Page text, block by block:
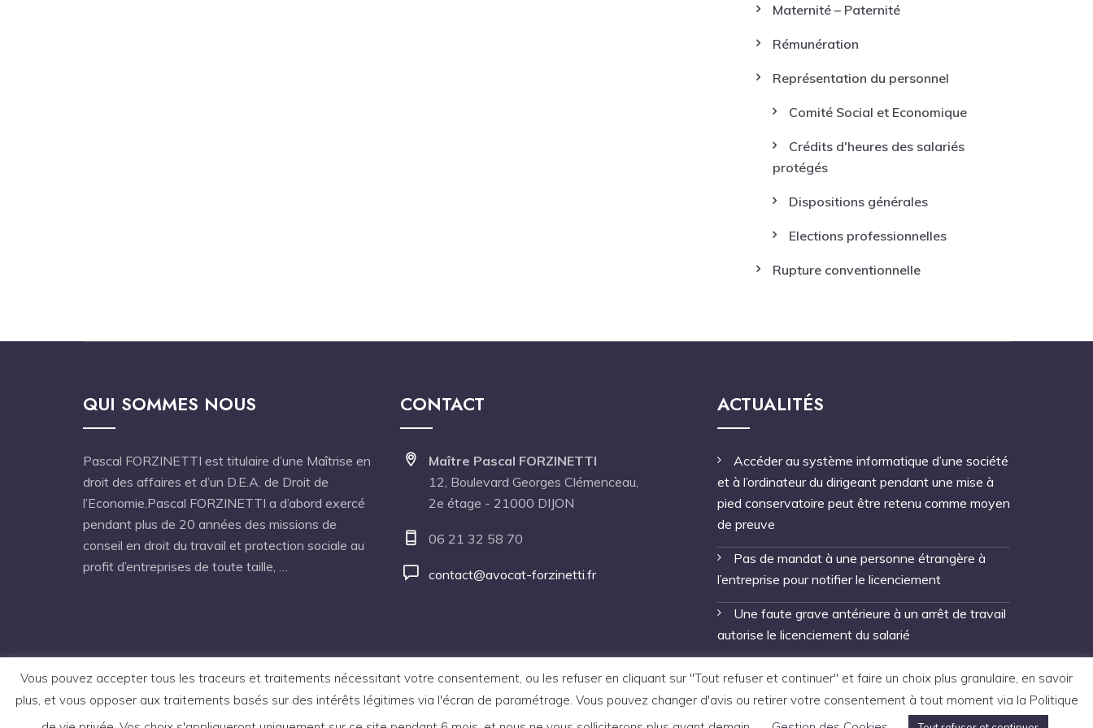
Maternité – Paternité
Rémunération
Représentation du personnel
Comité Social et Economique
Crédits d'heures des salariés
protégés
Dispositions générales
Elections professionnelles
Rupture conventionnelle
QUI SOMMES NOUS
Pascal FORZINETTI est titulaire d’une Maîtrise en
droit des affaires et d’un D.E.A. de Droit de
l’Economie.Pascal FORZINETTI a d’abord exercé
pendant plus de 20 années des missions de
conseil en droit du travail et protection sociale au
profit d’entreprises de toute taille, …
CONTACT
Maître Pascal FORZINETTI
12, Boulevard Georges Clémenceau,
2e étage - 21000 DIJON
06 21 32 58 70
contact@avocat-forzinetti.fr
ACTUALITÉS
Accéder au système informatique d’une société
et à l’ordinateur du dirigeant pendant une mise à
pied conservatoire peut être retenu comme moyen
de preuve
Pas de mandat à une personne étrangère à
l’entreprise pour notifier le licenciement
Une faute grave antérieure à un arrêt de travail
autorise le licenciement du salarié
Vous pouvez accepter tous les traceurs et traitements nécessitant votre consentement, ou les refuser en cliquant sur "Tout refuser et continuer" et faire un choix plus granulaire, en savoir
plus, et vous opposer aux traitements basés sur des intérêts légitimes via l'écran de paramétrage. Vous pouvez changer d'avis ou retirer votre consentement à tout moment via la Politique